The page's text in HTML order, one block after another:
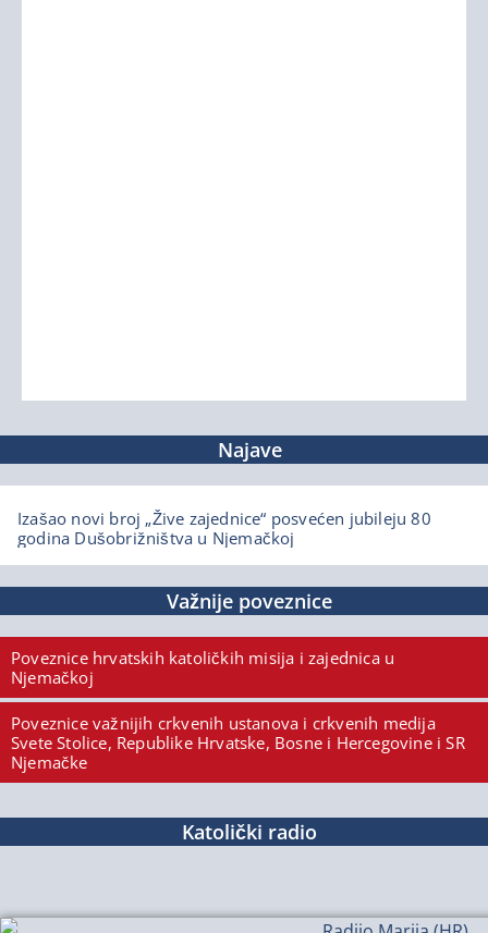
Najave
Izašao novi broj „Žive zajednice“ posvećen jubileju 80
godina Dušobrižništva u Njemačkoj
Važnije poveznice
Poveznice hrvatskih katoličkih misija i zajednica u
Njemačkoj
Poveznice važnijih crkvenih ustanova i crkvenih medija
Svete Stolice, Republike Hrvatske, Bosne i Hercegovine i SR
Njemačke
Katolički radio